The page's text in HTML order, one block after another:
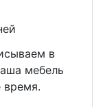
в
мебель
время.